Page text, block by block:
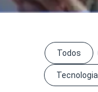
Todos
Tecnologia